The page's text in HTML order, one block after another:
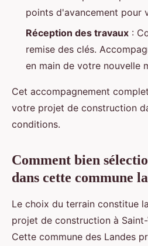
points d'avancement pour
Réception des travaux :
remise des clés.
en main de votre nouvelle
Cet accompagnement
votre projet de construction
conditions.
Comment bien
dans cette commune
Le choix du terrain constitue
projet de construction à
Cette commune des Landes